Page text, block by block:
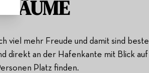
viel mehr Freude und damit sind beste
direkt an der Hafenkante mit Blick auf
Platz finden.